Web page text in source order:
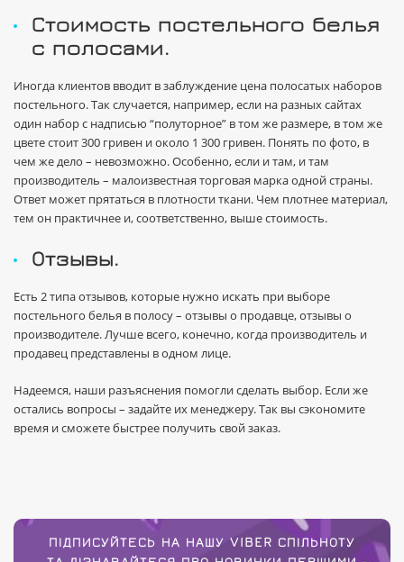
Стоимость постельного белья
с полосами.
Иногда клиентов вводит в заблуждение цена полосатых наборов
постельного. Так случается, например, если на разных сайтах
один набор с надписью “полуторное” в том же размере, в том же
цвете стоит 300 гривен и около 1 300 гривен. Понять по фото, в
чем же дело – невозможно. Особенно, если и там, и там
производитель – малоизвестная торговая марка одной страны.
Ответ может прятаться в плотности ткани. Чем плотнее материал,
тем он практичнее и, соответственно, выше стоимость.
Отзывы.
Есть 2 типа отзывов, которые нужно искать при выборе
постельного белья в полосу – отзывы о продавце, отзывы о
производителе. Лучше всего, конечно, когда производитель и
продавец представлены в одном лице.
Надеемся, наши разъяснения помогли сделать выбор. Если же
остались вопросы – задайте их менеджеру. Так вы сэкономите
время и сможете быстрее получить свой заказ.
ПІДПИСУЙТЕСЬ НА НАШУ VIBER СПІЛЬНОТУ